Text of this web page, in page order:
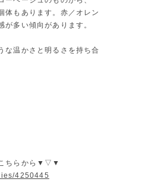
体もあります。赤／オレン
多い傾向があります。
な温かさと明るさを持ち合
ちらから▼▽▼
4250445